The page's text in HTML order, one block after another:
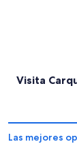
Visita
Las mejores